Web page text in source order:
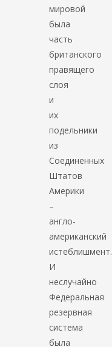
мировой
была
часть
британского
правящего
слоя
и
их
подельники
из
Соединенных
Штатов
Америки
–
англо-
американский
истеблишмент.
И
неслучайно
Федеральная
резервная
система
была